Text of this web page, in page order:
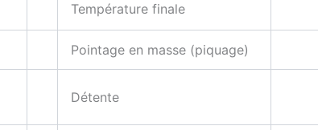
Tem­pé­ra­ture finale
Poin­tage en masse (piquage)
Détente